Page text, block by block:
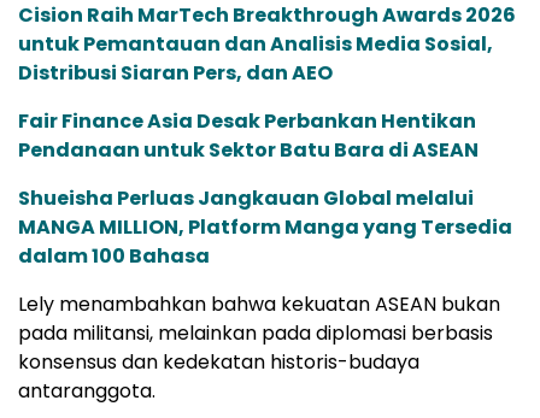
Cision Raih MarTech Breakthrough Awards 2026
untuk Pemantauan dan Analisis Media Sosial,
Distribusi Siaran Pers, dan AEO
Fair Finance Asia Desak Perbankan Hentikan
Pendanaan untuk Sektor Batu Bara di ASEAN
Shueisha Perluas Jangkauan Global melalui
MANGA MILLION, Platform Manga yang Tersedia
dalam 100 Bahasa
Lely menambahkan bahwa kekuatan ASEAN bukan
pada militansi, melainkan pada diplomasi berbasis
konsensus dan kedekatan historis-budaya
antaranggota.